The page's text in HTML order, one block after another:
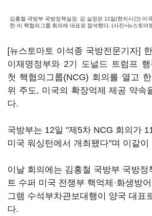
김홍철 국방부 국방정책실장. 김 실장은 11일(현지시간) 미
한·미 핵협의그룹 회의에 대표로 참석했다. (사진=뉴스토마
[뉴스토마토 이석종 국방전문기자] 한
이재명정부와 2기 도널드 트럼프
첫 핵협의그룹(NCG) 회의를 열고
위 주도, 미국의 확장억제 제공 약속
다.
국방부는 12일 "제5차 NCG 회의가
미국 워싱턴에서 개최됐다"며 이같이
이날 회의에는 김홍철 국방부 국방정
트 수퍼 미국 전쟁부 핵억제·화생방
그램 수석부차관보대행이 양국 대표
다.